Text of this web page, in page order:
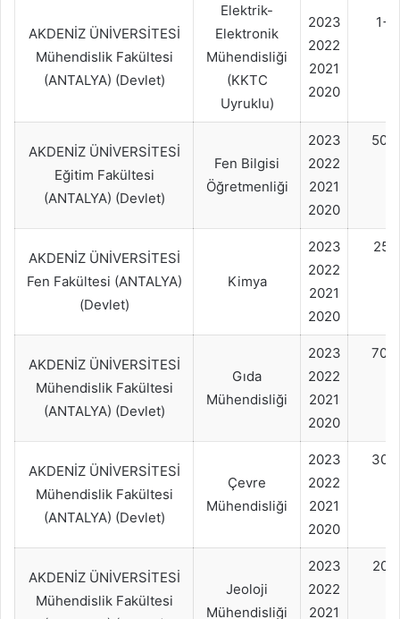
AKDENİZ ÜNİVERSİTESİ
Mühendislik Fakültesi
(ANTALYA) (Devlet)
Elektrik-
Elektronik
Mühendisliği
(KKTC
Uyruklu)
2023
2022
2021
2020
AKDENİZ ÜNİVERSİTESİ
Eğitim Fakültesi
(ANTALYA) (Devlet)
Fen Bilgisi
Öğretmenliği
2023
2022
2021
2020
AKDENİZ ÜNİVERSİTESİ
Fen Fakültesi (ANTALYA)
(Devlet)
Kimya
2023
2022
2021
2020
AKDENİZ ÜNİVERSİTESİ
Mühendislik Fakültesi
(ANTALYA) (Devlet)
Gıda
Mühendisliği
2023
2022
2021
2020
AKDENİZ ÜNİVERSİTESİ
Mühendislik Fakültesi
(ANTALYA) (Devlet)
Çevre
Mühendisliği
2023
2022
2021
2020
AKDENİZ ÜNİVERSİTESİ
Mühendislik Fakültesi
Jeoloji
Mühendisliği
2023
2022
2021